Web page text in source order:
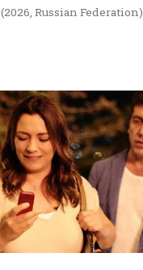
(2026, Russian Federation)